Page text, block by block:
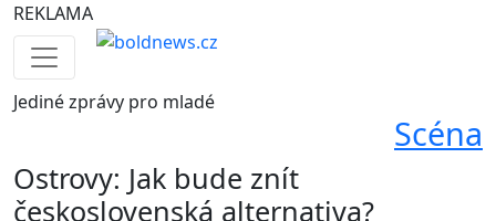
REKLAMA
Jedinézprávy pro mladé
Scéna
Ostrovy: Jak bude znít
československá alternativa?